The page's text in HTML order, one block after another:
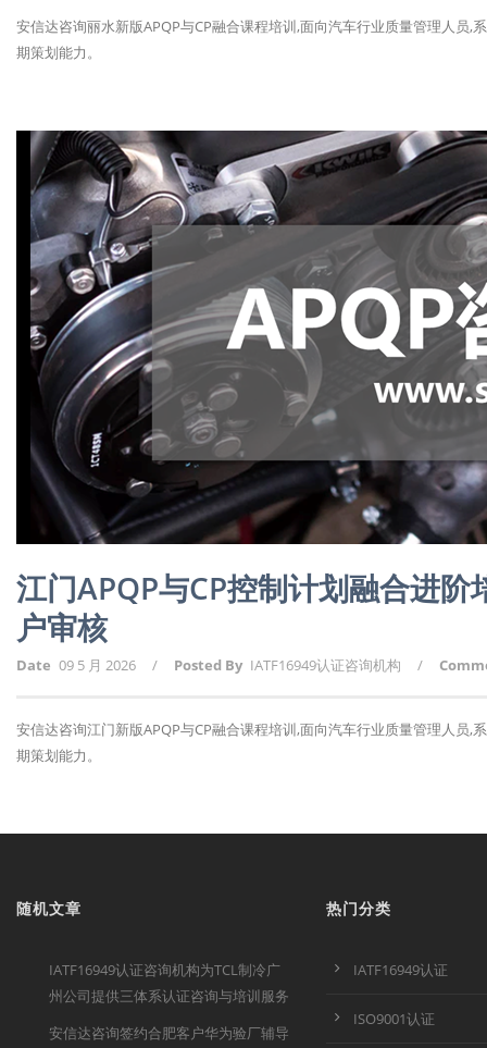
安信达咨询丽水新版APQP与CP融合课程培训,面向汽车行业质量管理人员
期策划能力。
江门APQP与CP控制计划融合进
户审核
Date 09 5 月 2026 / Posted By IATF16949认证咨询机构 /
安信达咨询江门新版APQP与CP融合课程培训,面向汽车行业质量管理人员
期策划能力。
随机文章
IATF16949认证咨询机构为TCL制冷广
州公司提供三体系认证咨询与培训服务
安信达咨询签约合肥客户华为验厂辅导
热门分类
IATF16949认证
ISO9001认证